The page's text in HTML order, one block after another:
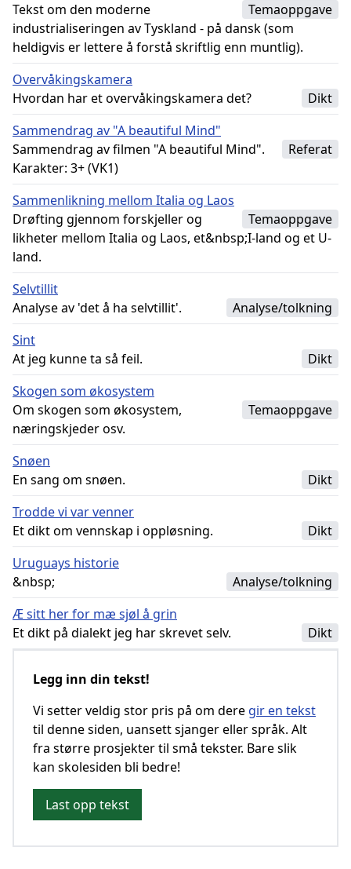
Temaoppgave
Tekst om den moderne
industrialiseringen av Tyskland - på dansk (som
heldigvis er lettere å forstå skriftlig enn muntlig).
Overvåkingskamera
Dikt
Hvordan har et overvåkingskamera det?
Sammendrag av "A beautiful Mind"
Referat
Sammendrag av filmen "A beautiful Mind".
Karakter: 3+ (VK1)
Sammenlikning mellom Italia og Laos
Temaoppgave
Drøfting gjennom forskjeller og
likheter mellom Italia og Laos, et&nbsp;I-land og et U-
land.
Selvtillit
Analyse/tolkning
Analyse av 'det å ha selvtillit'.
Sint
Dikt
At jeg kunne ta så feil.
Skogen som økosystem
Temaoppgave
Om skogen som økosystem,
næringskjeder osv.
Snøen
Dikt
En sang om snøen.
Trodde vi var venner
Dikt
Et dikt om vennskap i oppløsning.
Uruguays historie
Analyse/tolkning
&nbsp;
Æ sitt her for mæ sjøl å grin
Dikt
Et dikt på dialekt jeg har skrevet selv.
Legg inn din tekst!
Vi setter veldig stor pris på om dere gir en tekst
til denne siden, uansett sjanger eller språk. Alt
fra større prosjekter til små tekster. Bare slik
kan skolesiden bli bedre!
Last opp tekst